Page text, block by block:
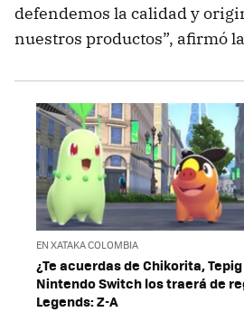
defendemos la calidad y
nuestros productos”, afirmó
EN XATAKA COLOMBIA
¿Te acuerdas de Chikorita,
Nintendo Switch los traerá de
Legends: Z-A